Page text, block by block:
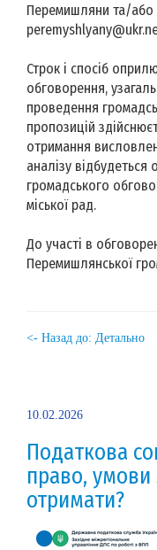
Перемишляни та/або
Строк і спосіб
обговорення,
проведення
пропозицій
отримання
аналізу відбудеться
громадського
міської рад.
До участі в
Перемишлянської
<- Назад до: Детально
10.02.2026
Податкова
право, умови
отримати?